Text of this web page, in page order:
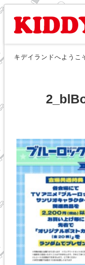
キデイランドへようこ